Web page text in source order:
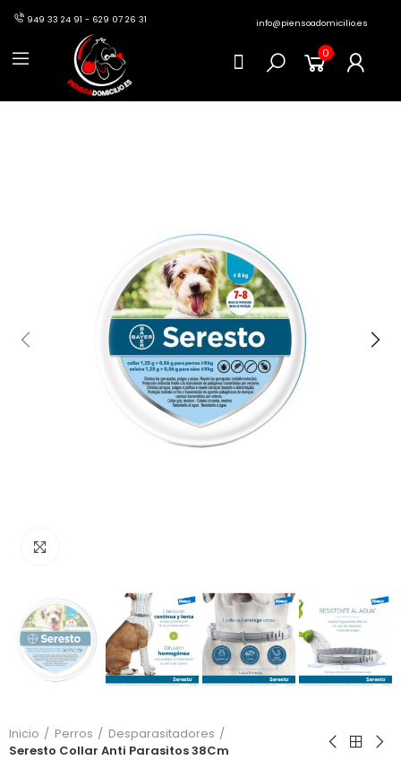
949 33 24 91 - 629 07 26 31 info@piensoadomicilio.es
0
Inicio Perros
Desparasitadores
Seresto Collar Anti Parasitos 38Cm